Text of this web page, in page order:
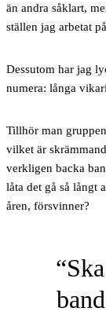
än andra såklart,
ställen jag arbetat
Dessutom har jag
numera: långa
Tillhör man
vilket är
verkligen backa
låta det gå så långt
åren, försvinner?